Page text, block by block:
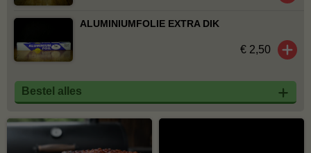
ALUMINIUMFOLIE EXTRA DIK
€ 2,50
Bestel alles